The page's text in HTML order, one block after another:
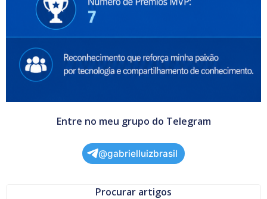
Entre no meu grupo do Telegram
@gabrielluizbrasil
Procurar artigos